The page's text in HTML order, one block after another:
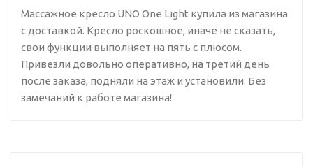
Массажное кресло UNO One Light купила из магазина
с доставкой. Кресло роскошное, иначе не сказать,
свои функции выполняет на пять с плюсом.
Привезли довольно оперативно, на третий день
после заказа, подняли на этаж и установили. Без
замечаний к работе магазина!